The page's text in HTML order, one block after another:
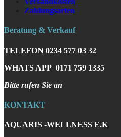
Zahlungsarten
Beratung & Verkauf
TELEFON 0234 577 03 32
WHATS APP 0171 759 1335
Bitte rufen Sie an
KONTAKT
AQUARIS -WELLNESS E.K